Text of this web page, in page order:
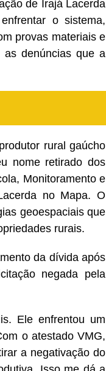
de Irajá Lacerda
o sistema,
provas materiais e
as denúncias que a
rural gaúcho
nome retirado dos
Monitoramento e
no Mapa. O
geoespaciais que
rurais.
da dívida após
negada pela
Ele enfrentou um
o atestado VMG,
a negativação do